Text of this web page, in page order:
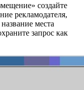
создайте
рекламодателя,
места
запрос как